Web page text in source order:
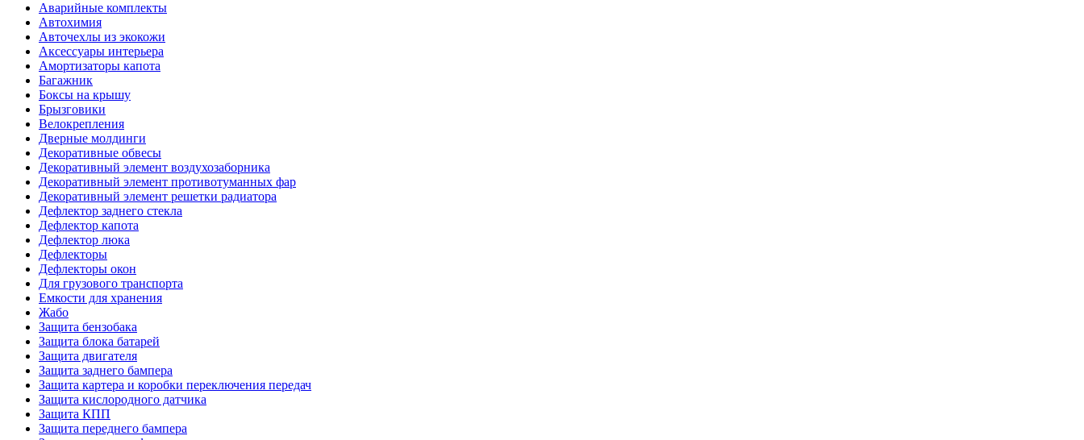
Аварийные комплекты
Автохимия
Авточехлы из экокожи
Аксессуары интерьера
Амортизаторы капота
Багажник
Боксы на крышу
Брызговики
Велокрепления
Дверные молдинги
Декоративные обвесы
Декоративный элемент воздухозаборника
Декоративный элемент противотуманных фар
Декоративный элемент решетки радиатора
Дефлектор заднего стекла
Дефлектор капота
Дефлектор люка
Дефлекторы
Дефлекторы окон
Для грузового транспорта
Емкости для хранения
Жабо
Защита бензобака
Защита блока батарей
Защита двигателя
Защита заднего бампера
Защита картера и коробки переключения передач
Защита кислородного датчика
Защита КПП
Защита переднего бампера